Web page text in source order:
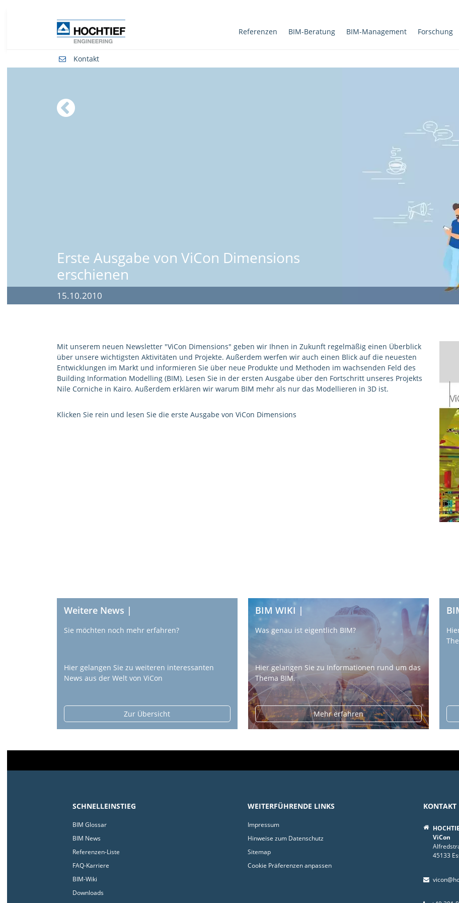
Referenzen BIM-Beratung BIM-Management Forschung
Kontakt
Erste Ausgabe von ViCon Dimensions
erschienen
15.10.2010
Mit unserem neuen Newsletter "ViCon Dimensions" geben wir Ihnen in Zukunft regelmäßig einen Überblick
über unsere wichtigsten Aktivitäten und Projekte. Außerdem werfen wir auch einen Blick auf die neuesten
Entwicklungen im Markt und informieren Sie über neue Produkte und Methoden im wachsenden Feld des
Building Information Modelling (BIM). Lesen Sie in der ersten Ausgabe über den Fortschritt unseres Projekts
Nile Corniche in Kairo. Außerdem erklären wir warum BIM mehr als nur das Modellieren in 3D ist.
Klicken Sie rein und lesen Sie die erste Ausgabe von ViCon Dimensions
Weitere News |
Sie möchten noch mehr erfahren?
Hier gelangen Sie zu weiteren interessanten
News aus der Welt von ViCon
Zur Übersicht
BIM WIKI |
Was genau ist eigentlich BIM?
Hier gelangen Sie zu Informationen rund um das
Thema BIM.
Mehr erfahren
SCHNELLEINSTIEG
BIM Glossar
BIM News
Referenzen-Liste
FAQ-Karriere
BIM-Wiki
Downloads
WEITERFÜHRENDE LINKS
Impressum
Hinweise zum Datenschutz
Sitemap
Cookie Präferenzen anpassen
KONTAKT
ViCon
45133